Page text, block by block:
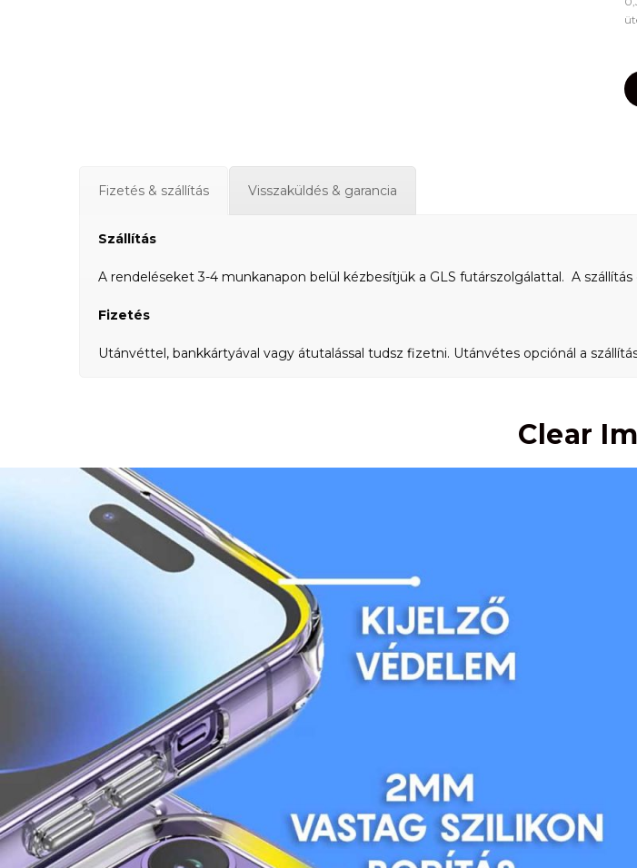
Fizetés & szállítás Visszaküldés & garancia
Szállítás
A rendeléseket 3-4 munkanapon belül kézbesítjük a GLS futárszolgálattal. A
Fizetés
Utánvéttel, bankkártyával vagy átutalással tudsz fizetni. Utánvétes opciónál a
Clear